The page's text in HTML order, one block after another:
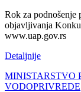
Rok za podnošenje
objavljivanja
www.uap.gov.rs
Detaljnije
MINISTARSTVO
VODOPRIVREDE